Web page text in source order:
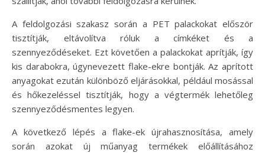
A feldolgozási szakasz során a PET palackokat először
tisztítják, eltávolítva róluk a címkéket és a
szennyeződéseket. Ezt követően a palackokat aprítják, így
kis darabokra, úgynevezett flake-ekre bontják. Az aprított
anyagokat ezután különböző eljárásokkal, például mosással
és hőkezeléssel tisztítják, hogy a végtermék lehetőleg
szennyeződésmentes legyen.
A következő lépés a flake-ek újrahasznosítása, amely
során azokat új műanyag termékek előállításához